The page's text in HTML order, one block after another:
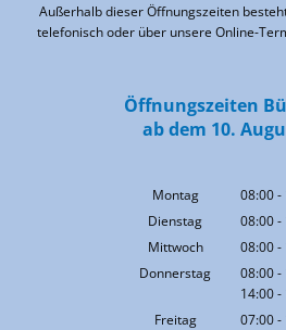
Außerhalb dieser Öffnungszeiten
telefonisch oder über unsere Online-
Öffnungszeiten
ab dem 10.
Montag 08:00-
Dienstag 08:00-
Mittwoch 08:00-
Donnerstag 08:00-
14:00-
Freitag 07:00-